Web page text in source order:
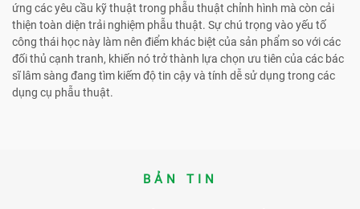
ứng các yêu cầu kỹ thuật trong phẫu thuật chỉnh hình mà còn cải
thiện toàn diện trải nghiệm phẫu thuật. Sự chú trọng vào yếu tố
công thái học này làm nên điểm khác biệt của sản phẩm so với các
đối thủ cạnh tranh, khiến nó trở thành lựa chọn ưu tiên của các bác
sĩ lâm sàng đang tìm kiếm độ tin cậy và tính dễ sử dụng trong các
dụng cụ phẫu thuật.
BẢN TIN